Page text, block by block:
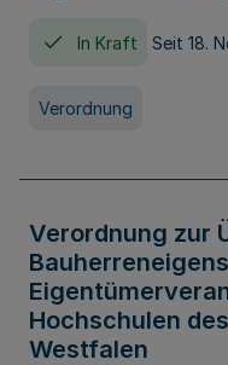
In Kraft Seit 18.
Verordnung
Verordnung zur
Hochschulen
Westfalen